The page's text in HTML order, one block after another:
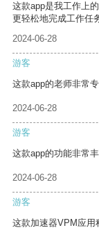
这款app是我工作上
更轻松地完成工作任
2024-06-28
游客
这款app的老师非常
2024-06-28
游客
这款app的功能非常
2024-06-28
游客
这款加速器VPM应用